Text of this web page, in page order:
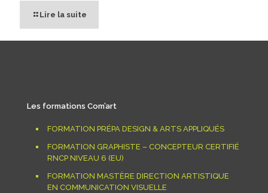
Lire la suite
Les formations Com’art
FORMATION PRÉPA DESIGN & ARTS APPLIQUÉS
FORMATION GRAPHISTE – CONCEPTEUR CERTIFIÉ
RNCP NIVEAU 6 (EU)
FORMATION MASTÈRE DIRECTION ARTISTIQUE
EN COMMUNICATION VISUELLE